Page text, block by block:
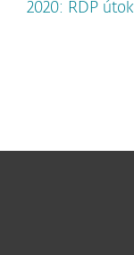
2020: RDP